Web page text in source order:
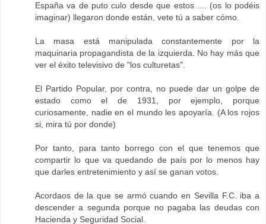
España va de puto culo desde que estos .... (os lo podéis
imaginar) llegaron donde están, vete tú a saber cómo.
La masa está manipulada constantemente por la
maquinaria propagandista de la izquierda. No hay más que
ver el éxito televisivo de "los culturetas".
El Partido Popular, por contra, no puede dar un golpe de
estado como el de 1931, por ejemplo, porque
curiosamente, nadie en el mundo les apoyaría. (A los rojos
si, mira tú por donde)
Por tanto, para tanto borrego con el que tenemos que
compartir lo que va quedando de país por lo menos hay
que darles entretenimiento y así se ganan votos.
Acordaos de la que se armó cuando en Sevilla F.C. iba a
descender a segunda porque no pagaba las deudas con
Hacienda y Seguridad Social.